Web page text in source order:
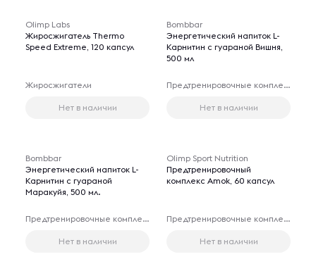
Olimp Labs
Жиросжигатель Thermo
Speed Extreme, 120 капсул
Жиросжигатели
Нет в наличии
Bombbar
Энергетический напиток L-
Карнитин с гуараной Вишня,
500 мл
Предтренировочные комплексы
Нет в наличии
Bombbar
Энергетический напиток L-
Карнитин с гуараной
Маракуйя, 500 мл.
Предтренировочные комплексы
Нет в наличии
Olimp Sport Nutrition
Предтренировочный
комплекс Amok, 60 капсул
Предтренировочные комплексы
Нет в наличии